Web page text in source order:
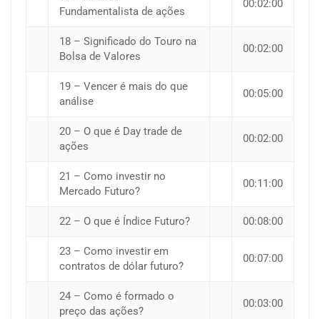
Fundamentalista de ações
00:02:00
18 – Significado do Touro na
Bolsa de Valores
00:02:00
19 – Vencer é mais do que
análise
00:05:00
20 – O que é Day trade de
ações
00:02:00
21 – Como investir no
Mercado Futuro?
00:11:00
22 – O que é Índice Futuro? 00:08:00
23 – Como investir em
contratos de dólar futuro?
00:07:00
24 – Como é formado o
preço das ações?
00:03:00